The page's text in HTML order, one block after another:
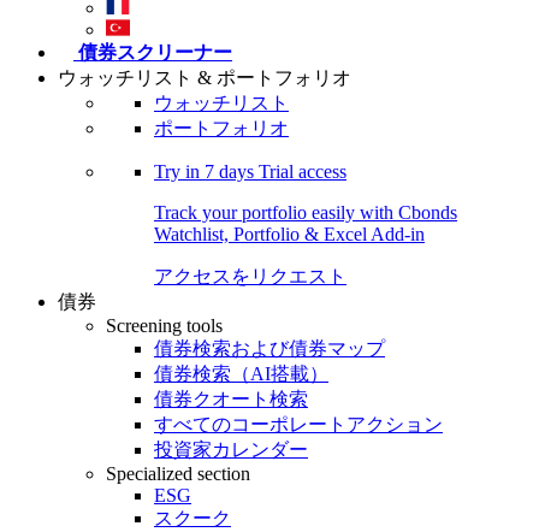
債券スクリーナー
ウォッチリスト & ポートフォリオ
ウォッチリスト
ポートフォリオ
Try in 7 days Trial access
Track your portfolio easily with Cbonds
Watchlist, Portfolio & Excel Add-in
アクセスをリクエスト
債券
Screening tools
債券検索および債券マップ
債券検索（AI搭載）
債券クオート検索
すべてのコーポレートアクション
投資家カレンダー
Specialized section
ESG
スクーク